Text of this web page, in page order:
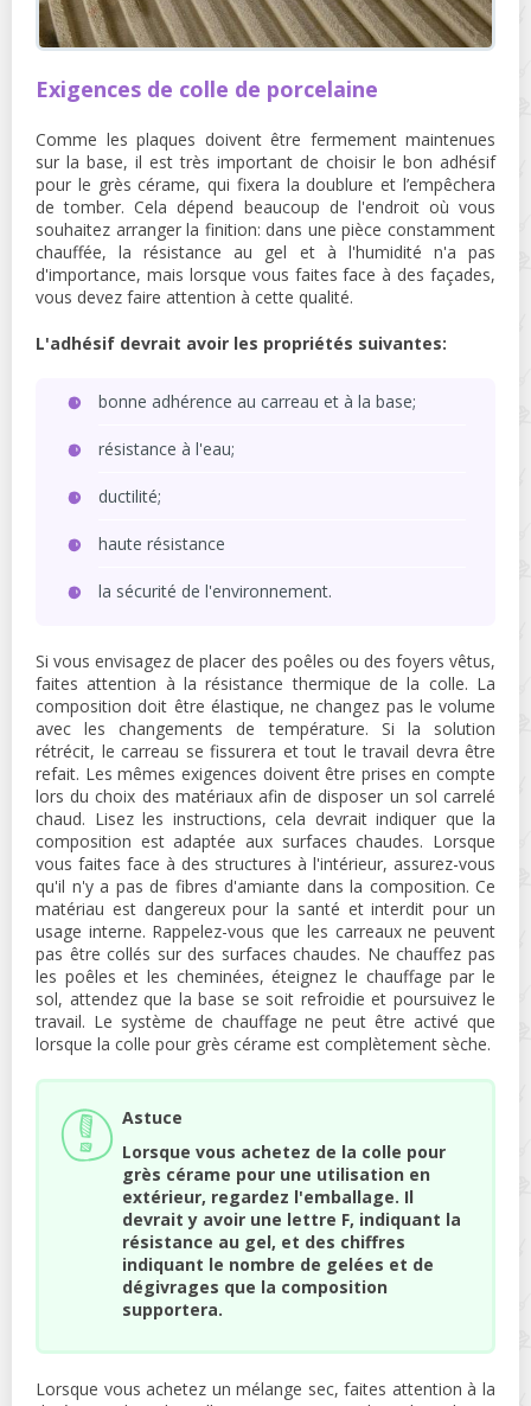
Exigences de colle de porcelaine
Comme les plaques doivent être fermement maintenues
sur la base, il est très important de choisir le bon adhésif
pour le grès cérame, qui fixera la doublure et l’empêchera
de tomber. Cela dépend beaucoup de l'endroit où vous
souhaitez arranger la finition: dans une pièce constamment
chauffée, la résistance au gel et à l'humidité n'a pas
d'importance, mais lorsque vous faites face à des façades,
vous devez faire attention à cette qualité.
L'adhésif devrait avoir les propriétés suivantes:
bonne adhérence au carreau et à la base;
résistance à l'eau;
ductilité;
haute résistance
la sécurité de l'environnement.
Si vous envisagez de placer des poêles ou des foyers vêtus,
faites attention à la résistance thermique de la colle. La
composition doit être élastique, ne changez pas le volume
avec les changements de température. Si la solution
rétrécit, le carreau se fissurera et tout le travail devra être
refait. Les mêmes exigences doivent être prises en compte
lors du choix des matériaux afin de disposer un sol carrelé
chaud. Lisez les instructions, cela devrait indiquer que la
composition est adaptée aux surfaces chaudes. Lorsque
vous faites face à des structures à l'intérieur, assurez-vous
qu'il n'y a pas de fibres d'amiante dans la composition. Ce
matériau est dangereux pour la santé et interdit pour un
usage interne. Rappelez-vous que les carreaux ne peuvent
pas être collés sur des surfaces chaudes. Ne chauffez pas
les poêles et les cheminées, éteignez le chauffage par le
sol, attendez que la base se soit refroidie et poursuivez le
travail. Le système de chauffage ne peut être activé que
lorsque la colle pour grès cérame est complètement sèche.
Astuce
Lorsque vous achetez de la colle pour
grès cérame pour une utilisation en
extérieur, regardez l'emballage. Il
devrait y avoir une lettre F, indiquant la
résistance au gel, et des chiffres
indiquant le nombre de gelées et de
dégivrages que la composition
supportera.
Lorsque vous achetez un mélange sec, faites attention à la